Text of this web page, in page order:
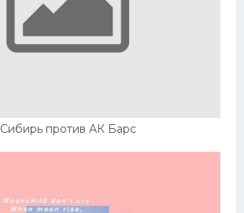
Сибирь против АК Барс